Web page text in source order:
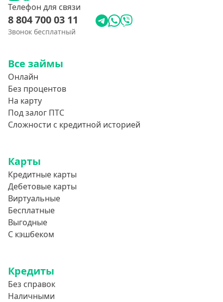
Телефон для связи
8 804 700 03 11
Звонок бесплатный
Все займы
Онлайн
Без процентов
На карту
Под залог ПТС
Сложности с кредитной историей
Карты
Кредитные карты
Дебетовые карты
Виртуальные
Бесплатные
Выгодные
С кэшбеком
Кредиты
Без справок
Наличными